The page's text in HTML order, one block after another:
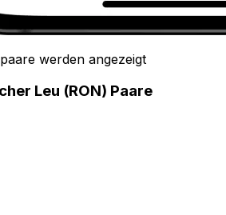
werden angezeigt
Leu (RON) Paare